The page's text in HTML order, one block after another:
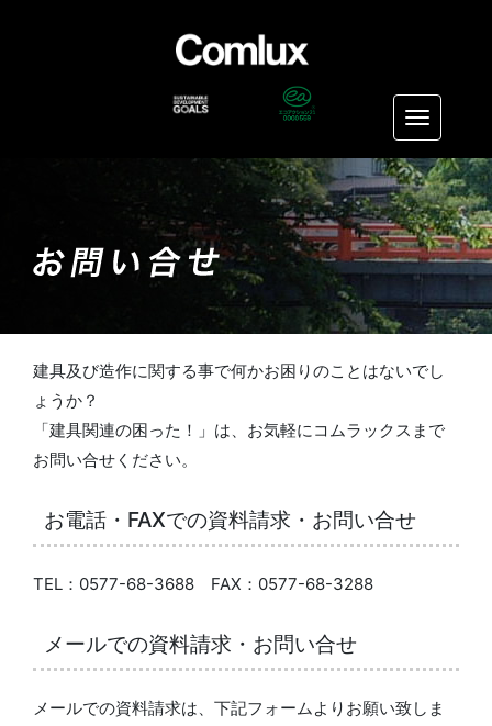
Toggle
建具及び造作に関する事で何かお困りのことはないでし
ょうか？
「建具関連の困った！」は、お気軽にコムラックスまで
お問い合せください。
お電話・FAXでの資料請求・お問い合せ
TEL：0577-68-3688 FAX：0577-68-3288
メールでの資料請求・お問い合せ
メールでの資料請求は、下記フォームよりお願い致しま